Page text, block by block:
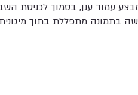
עמוד ענן, בסמוך לכניסת
בתמונה מתפללת בתוך